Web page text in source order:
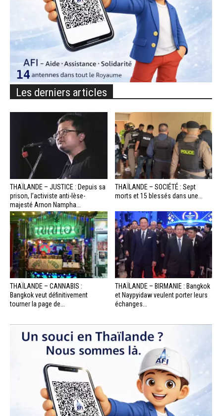
Les derniers articles
THAÏLANDE – JUSTICE : Depuis sa
prison, l’activiste anti-lèse-
majesté Arnon Nampha...
THAÏLANDE – SOCIÉTÉ : Sept
morts et 15 blessés dans une...
THAÏLANDE – CANNABIS :
Bangkok veut définitivement
tourner la page de...
THAÏLANDE – BIRMANIE : Bangkok
et Naypyidaw veulent porter leurs
échanges...